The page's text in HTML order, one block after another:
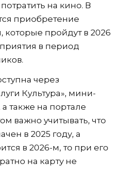
на кино. В
приобретение
которые пройдут в 2026
в период
через
Культура», мини-
также на портале
важно учитывать, что
в 2025 году, а
в 2026-м, то при его
на карту не